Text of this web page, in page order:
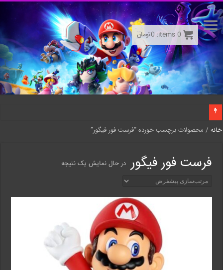
خانه / محصولات برچسب خورده “فرست فور فیگور”
فرست فور فیگور در حال نمایش یک نتیجه
0
items:
0تومان